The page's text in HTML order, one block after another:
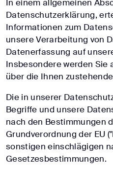
In einem allgemeinen
Datenschutzerklärung,
Informationen zum
unsere Verarbeitung von
Datenerfassung auf
Insbesondere werden Sie
über die Ihnen
Die in unserer
Begriffe und unsere
nach den Bestimmungen
Grundverordnung der EU
sonstigen einschlägigen
Gesetzesbestimmungen.